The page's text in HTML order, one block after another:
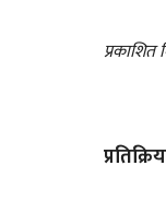
प्रकाशित